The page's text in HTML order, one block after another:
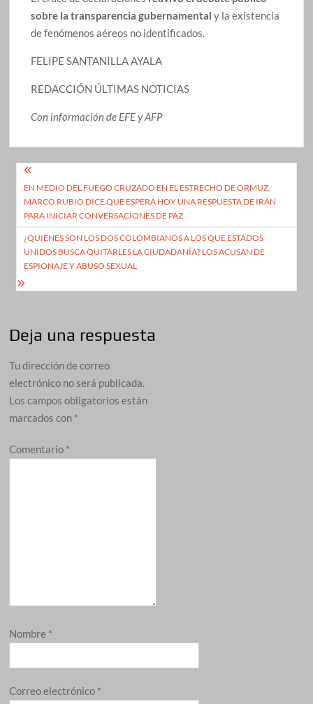
sobre la transparencia gubernamental y la existencia
de fenómenos aéreos no identificados.
FELIPE SANTANILLA AYALA
REDACCIÓN ÚLTIMAS NOTICIAS
Con información de EFE y AFP
Navegación
de
entradas
EN MEDIO DEL FUEGO CRUZADO EN EL ESTRECHO DE ORMUZ,
MARCO RUBIO DICE QUE ESPERA HOY UNA RESPUESTA DE IRÁN
PARA INICIAR CONVERSACIONES DE PAZ
¿QUIÉNES SON LOS DOS COLOMBIANOS A LOS QUE ESTADOS
UNIDOS BUSCA QUITARLES LA CIUDADANÍA? LOS ACUSAN DE
ESPIONAJE Y ABUSO SEXUAL
Deja una respuesta
Tu dirección de correo
electrónico no será publicada.
Los campos obligatorios están
marcados con *
Comentario *
Nombre *
Correo electrónico *